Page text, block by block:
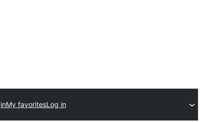
My favoritesLog in